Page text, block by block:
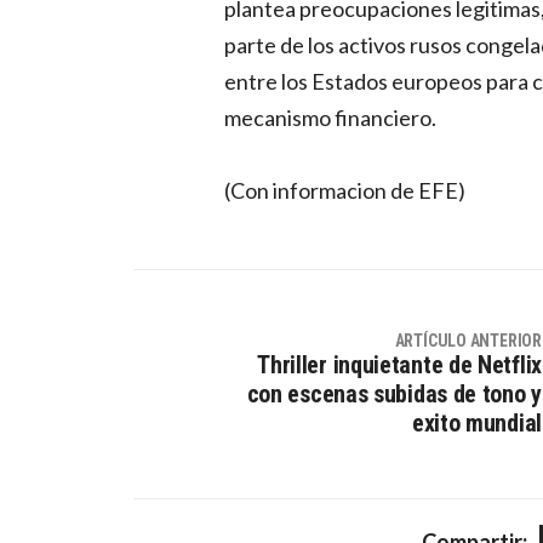
plantea preocupaciones
parte de los activos rusos
entre los Estados europeos para
mecanismo financiero.
(Con informacion de EFE)
ARTÍCULO ANTERIOR
Thriller inquietante de Netflix
con escenas subidas de tono y
exito mundial